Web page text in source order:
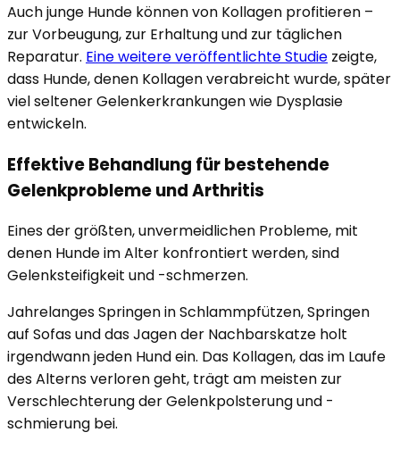
Auch junge Hunde können von Kollagen profitieren –
zur Vorbeugung, zur Erhaltung und zur täglichen
Reparatur. Eine weitere veröffentlichte Studie zeigte,
dass Hunde, denen Kollagen verabreicht wurde, später
viel seltener Gelenkerkrankungen wie Dysplasie
entwickeln.
Effektive Behandlung für bestehende
Gelenkprobleme und Arthritis
Eines der größten, unvermeidlichen Probleme, mit
denen Hunde im Alter konfrontiert werden, sind
Gelenksteifigkeit und -schmerzen.
Jahrelanges Springen in Schlammpfützen, Springen
auf Sofas und das Jagen der Nachbarskatze holt
irgendwann jeden Hund ein. Das Kollagen, das im Laufe
des Alterns verloren geht, trägt am meisten zur
Verschlechterung der Gelenkpolsterung und -
schmierung bei.